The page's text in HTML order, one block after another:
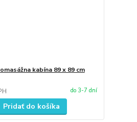
kabína 89 x 89 cm
do 3-7 dní
Pridať do košíka